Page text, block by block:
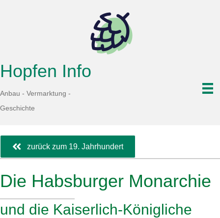
Hopfen Info
Anbau - Vermarktung -
Geschichte
zurück zum 19. Jahrhundert
Die Habsburger Monarchie
und die Kaiserlich-Königliche